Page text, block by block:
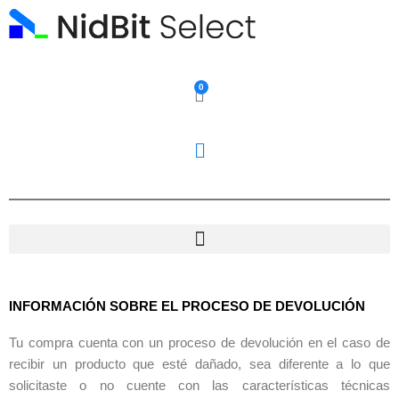
0
Carrito
INFORMACIÓN SOBRE EL PROCESO DE DEVOLUCIÓN
Tu compra cuenta con un proceso de devolución en el caso de
recibir un producto que esté dañado, sea diferente a lo que
solicitaste o no cuente con las características técnicas